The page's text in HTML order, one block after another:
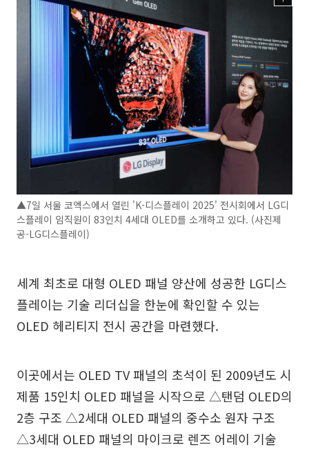
▲7일 서울 코엑스에서 열린 'K-디스플레이 2025' 전시회에서 LG디
스플레이 임직원이 83인치 4세대 OLED를 소개하고 있다. (사진제
공-LG디스플레이)
세계 최초로 대형 OLED 패널 양산에 성공한 LG디스
플레이는 기술 리더십을 한눈에 확인할 수 있는
OLED 헤리티지 전시 공간을 마련했다.
이곳에서는 OLED TV 패널의 초석이 된 2009년도 시
제품 15인치 OLED 패널을 시작으로 △탠덤 OLED의
2층 구조 △2세대 OLED 패널의 중수소 원자 구조
△3세대 OLED 패널의 마이크로 렌즈 어레이 기술